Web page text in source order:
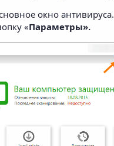
окно антивируса.
«Параметры».